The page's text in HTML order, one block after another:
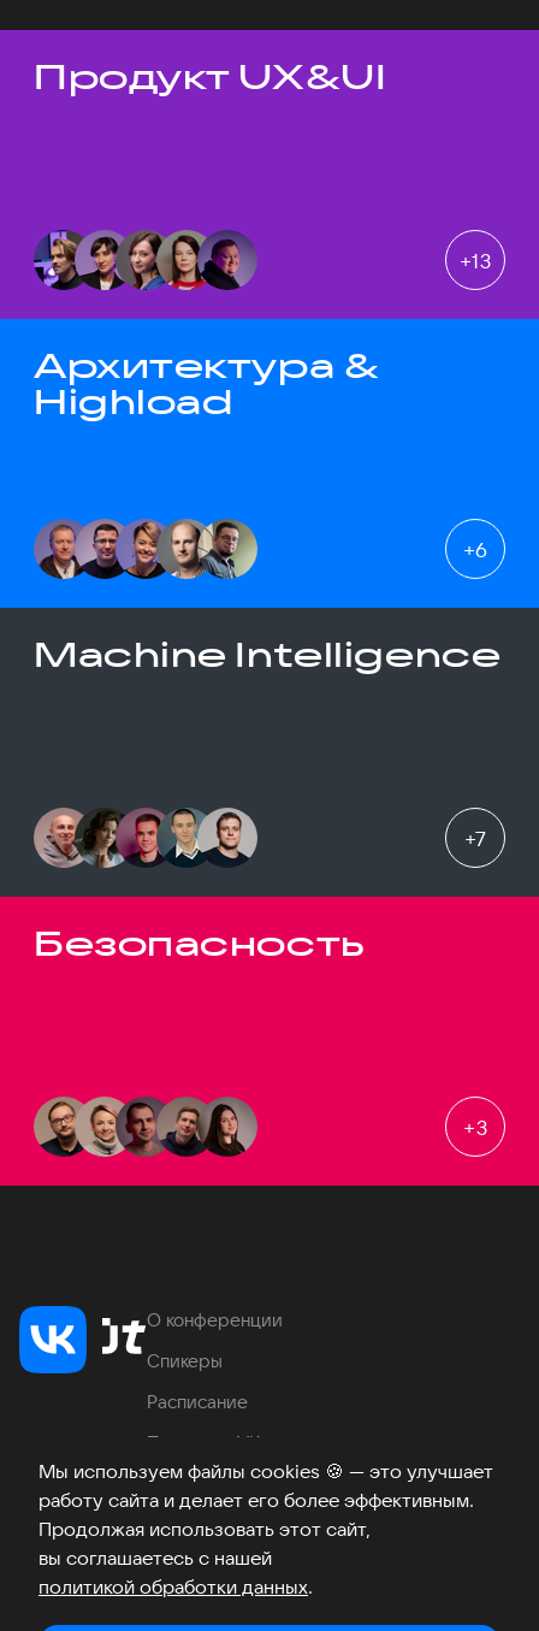
Мы используем файлы cookies 🍪 — это улучшает
работу сайта и делает его более эффективным.
Продолжая использовать этот сайт,
вы соглашаетесь с нашей
политикой обработки данных.
Темы докладов
Продукт UX&UI
+13
Архитектура &
Highload
+6
Machine Intelligence
+7
Безопасность
+3
О конференции
Спикеры
Расписание
Продукты VK
Место проведения
Часто задаваемые вопросы
ТелеграмВКонтакте
Хабр
Возникли вопросы? ©2026